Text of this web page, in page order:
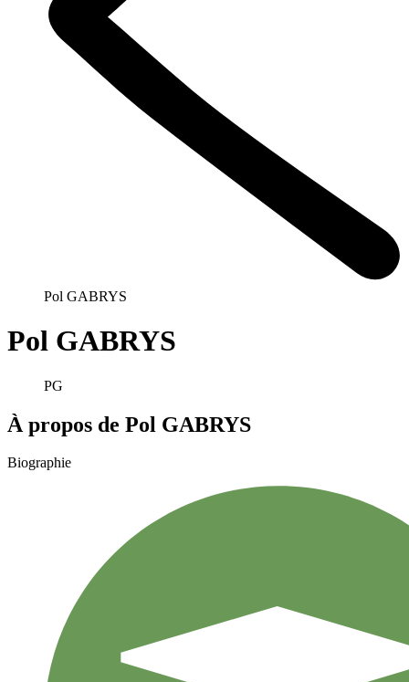
Pol GABRYS
Pol GABRYS
PG
À propos de Pol GABRYS
Biographie